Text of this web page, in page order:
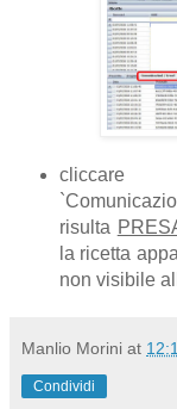
cliccare
risulta
la ricetta
non visibile
Manlio Morini at
Condividi